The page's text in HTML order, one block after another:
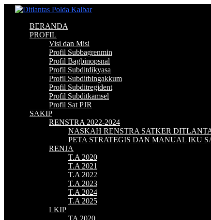
BERANDA
PROFIL
Visi dan Misi
Profil Subbagrenmin
Profil Bagbinopsnal
Profil Subditdikyasa
Profil Subditbingakkum
Profil Subditregident
Profil Subditkamsel
Profil Sat PJR
SAKIP
RENSTRA 2022-2024
NASKAH RENSTRA SATKER
PETA STRATEGIS DAN MANUAL IKU
RENJA
T.A 2020
T.A 2021
T.A 2022
T.A 2023
T.A 2024
T.A 2025
LKIP
TA 2020